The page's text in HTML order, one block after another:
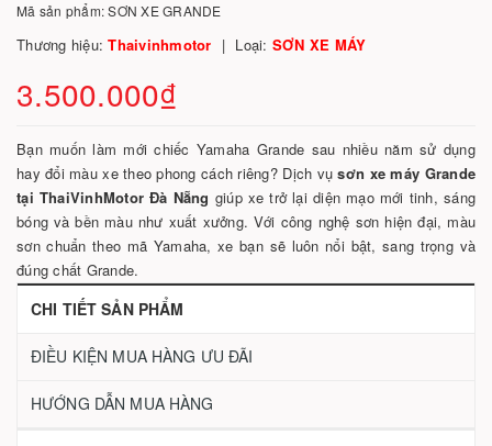
Mã sản phẩm:SƠN XE GRANDE
Thương hiệu:Thaivinhmotor Loại: SƠN XE MÁY
3.500.000₫
Bạn muốn làm mới chiếc Yamaha Grande sau nhiều năm sử dụng
hay đổi màu xe theo phong cách riêng? Dịch vụsơn xe máy Grande
tại ThaiVinhMotor Đà Nẵng giúp xe trở lại diện mạo mới tinh, sáng
bóng và bền màu như xuất xưởng. Với công nghệ sơn hiện đại, màu
sơn chuẩn theo mã Yamaha, xe bạn sẽ luôn nổi bật, sang trọng và
đúng chất Grande.
CHI TIẾT SẢN PHẨM
ĐIỀU KIỆN MUA HÀNG ƯU ĐÃI
HƯỚNG DẪN MUA HÀNG